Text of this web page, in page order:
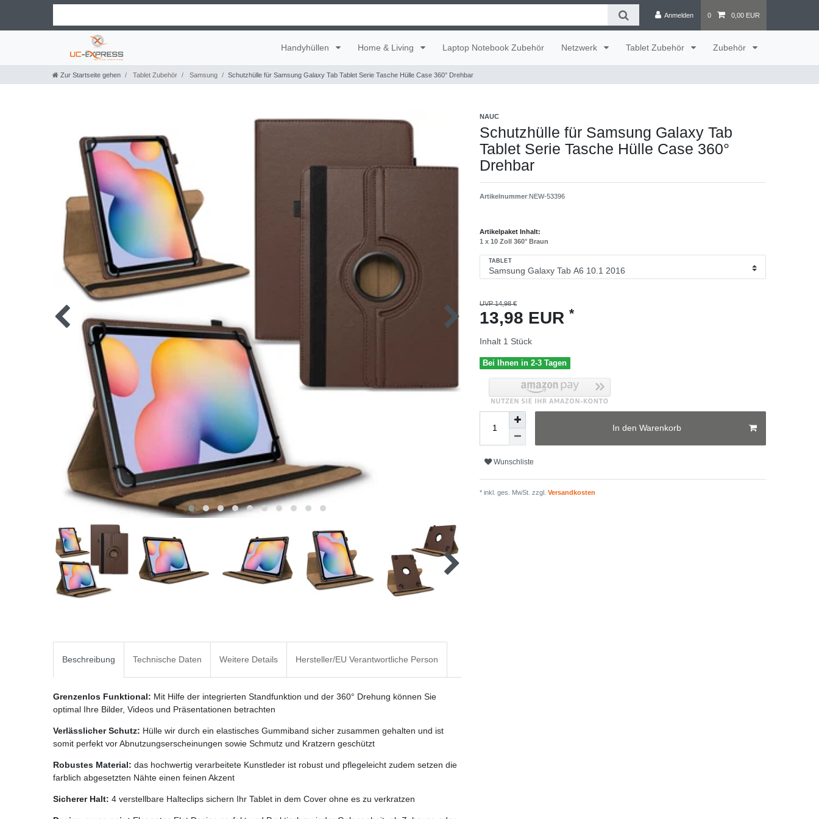
Anmelden 0 0,00 EUR
Handyhüllen Home & Living Laptop Notebook Zubehör Netzwerk Tablet Zubehör Zubehör
Zur Startseite gehen Tablet Zubehör Samsung Schutzhülle für Samsung Galaxy Tab Tablet Serie Tasche Hülle Case 360° Drehbar
NAUC
Schutzhülle für Samsung Galaxy Tab
Tablet Serie Tasche Hülle Case 360°
Drehbar
Artikelnummer:NEW-53396
Artikelpaket Inhalt:
1 x 10 Zoll 360° Braun
TABLET
UVP 14,98 €
13,98 EUR *
Inhalt 1 Stück
Bei Ihnen in 2-3 Tagen
In den Warenkorb
Wunschliste
* inkl. ges. MwSt. zzgl. Versandkosten
Beschreibung Technische Daten Weitere Details Hersteller/EU Verantwortliche Person
Grenzenlos Funktional: Mit Hilfe der integrierten Standfunktion und der 360° Drehung können Sie
optimal Ihre Bilder, Videos und Präsentationen betrachten
Verlässlicher Schutz: Hülle wir durch ein elastisches Gummiband sicher zusammen gehalten und ist
somit perfekt vor Abnutzungserscheinungen sowie Schmutz und Kratzern geschützt
Robustes Material: das hochwertig verarbeitete Kunstleder ist robust und pflegeleicht zudem setzen die
farblich abgesetzten Nähte einen feinen Akzent
Sicherer Halt: 4 verstellbare Halteclips sichern Ihr Tablet in dem Cover ohne es zu verkratzen